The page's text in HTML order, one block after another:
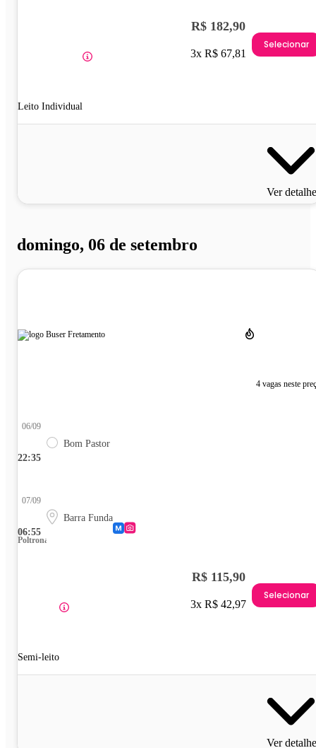
Leito Individual
R$ 182,90
3x R$ 67,81
Selecionar
Ver
domingo, 06 de setembro
4 vagas neste
22:35
06/09
Bom Pastor
06:55
07/09
Barra Funda
Poltrona
Semi-leito
R$ 115,90
3x R$ 42,97
Selecionar
Ver